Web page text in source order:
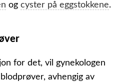
og cyster på eggstokkene.
for det, vil gynekologen
avhengig av